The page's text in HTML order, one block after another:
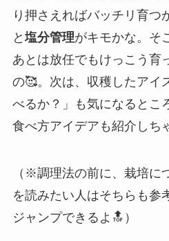
り押さえればバッチリ育つ
と 塩分管理がキモかな。そ
あとは放任でもけっこう育
の🥰。次は、収穫したアイ
べるか？」も気になるとこ
食べ方アイデアも紹介しち
（※調理法の前に、栽培に
を読みたい人はそちらも参
ジャンプできるよ🔝）